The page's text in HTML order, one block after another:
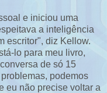
e iniciou uma
a inteligência
escritor", diz Kellow.
lo para meu livro,
de só 15
podemos
eu não precise voltar a